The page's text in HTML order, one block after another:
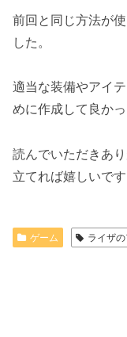
前回と同じ方法が
した。
適当な装備やアイ
めに作成して良かっ
読んでいただきあ
立てれば嬉しいです
ゲーム ライザ